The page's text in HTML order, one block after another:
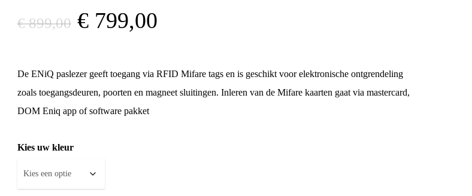
€899,00 €799,00
De ENiQ paslezer geeft toegang via RFID Mifare tags en is geschikt voor elektronische ontgrendeling
zoals toegangsdeuren, poorten en magneet sluitingen. Inleren van de Mifare kaarten gaat via mastercard,
DOM Eniq app of software pakket
Kies uw kleur